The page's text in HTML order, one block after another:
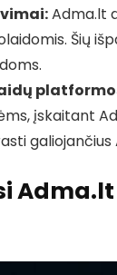
Adma.lt
Šių
įskaitant
galiojančius